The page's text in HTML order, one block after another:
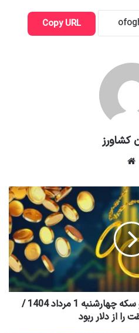
Copy URL
کشاورز
پیش بینی قیمت دلار، طلا و سکه چهارشنبه 1 مرداد 1404 /
از دلار ربود